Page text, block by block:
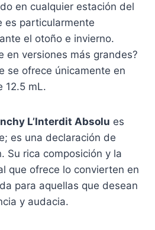
en cualquier estación del
es particularmente
el otoño e invierno.
en versiones más grandes?
se ofrece únicamente en
12.5 mL.
L’Interdit Absolu es
es una declaración de
Su rica composición y la
que ofrece lo convierten en
para aquellas que desean
y audacia.